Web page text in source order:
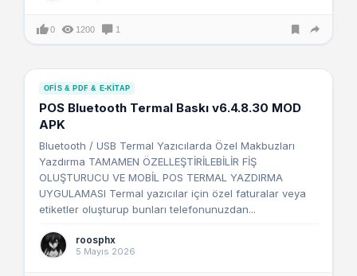
0 1200 1
OFIS & PDF & E-KITAP
POS Bluetooth Termal Baskı v6.4.8.30 MOD
APK
Bluetooth / USB Termal Yazıcılarda Özel Makbuzları
Yazdırma TAMAMEN ÖZELLEŞTİRİLEBİLİR FİŞ
OLUŞTURUCU VE MOBİL POS TERMAL YAZDIRMA
UYGULAMASI Termal yazıcılar için özel faturalar veya
etiketler oluşturup bunları telefonunuzdan...
roosphx
5 Mayıs 2026